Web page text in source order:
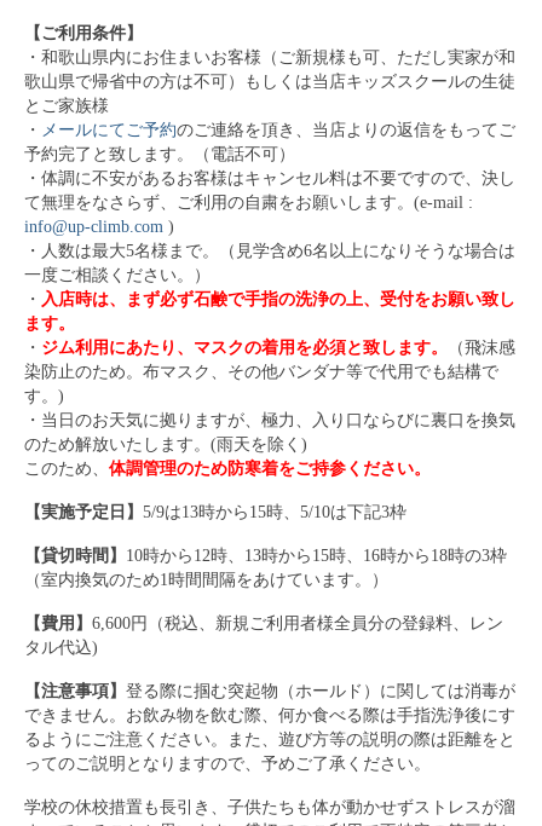
【ご利用条件】
・和歌山県内にお住まいお客様（ご新規様も可、ただし実家が和
歌山県で帰省中の方は不可）もしくは当店キッズスクールの生徒
とご家族様
・ メールにてご予約のご連絡を頂き、当店よりの返信をもってご
予約完了と致します。（電話不可）
・体調に不安があるお客様はキャンセル料は不要ですので、決し
て無理をなさらず、ご利用の自粛をお願いします。(e-mail :
info@up-climb.com )
・人数は最大5名様まで。（見学含め6名以上になりそうな場合は
一度ご相談ください。）
・ 入店時は、まず必ず石鹸で手指の洗浄の上、受付をお願い致し
ます。
・ ジム利用にあたり、マスクの着用を必須と致します。
（飛沫感
染防止のため。布マスク、その他バンダナ等で代用でも結構で
す。)
・当日のお天気に拠りますが、極力、入り口ならびに裏口を換気
のため解放いたします。(雨天を除く)
このため、 体調管理のため防寒着をご持参ください。
【実施予定日】 5/9は13時から15時、5/10は下記3枠
【貸切時間】 10時から12時、13時から15時、16時から18時の3枠
（室内換気のため1時間間隔をあけています。）
【費用】 6,600円（税込、新規ご利用者様全員分の登録料、レン
タル代込)
【注意事項】 登る際に掴む突起物（ホールド）に関しては消毒が
できません。お飲み物を飲む際、何か食べる際は手指洗浄後にす
るようにご注意ください。また、遊び方等の説明の際は距離をと
ってのご説明となりますので、予めご了承ください。
学校の休校措置も長引き、子供たちも体が動かせずストレスが溜